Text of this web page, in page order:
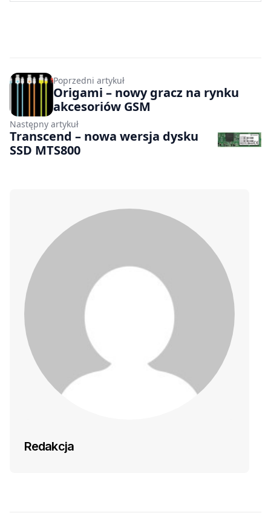
Poprzedni artykuł
Origami – nowy gracz na rynku
akcesoriów GSM
Następny artykuł
Transcend – nowa wersja dysku
SSD MTS800
Redakcja